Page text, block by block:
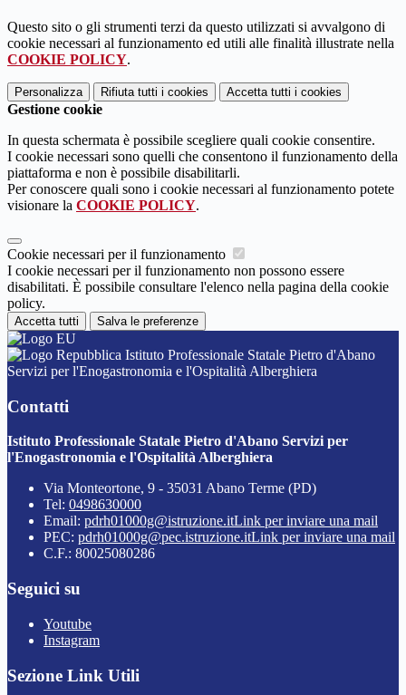
Questo sito o gli strumenti terzi da questo utilizzati si avvalgono di
cookie necessari al funzionamento ed utili alle finalità illustrate nella
COOKIE POLICY.
Personalizza Rifiuta tutti i cookies Accetta tutti i cookies
Gestione cookie
In questa schermata è possibile scegliere quali cookie consentire.
I cookie necessari sono quelli che consentono il funzionamento della
piattaforma e non è possibile disabilitarli.
Per conoscere quali sono i cookie necessari al funzionamento potete
visionare la COOKIE POLICY.
Cookie necessari per il funzionamento
I cookie necessari per il funzionamento non possono essere
disabilitati. È possibile consultare l'elenco nella pagina della cookie
policy.
Accetta tutti Salva le preferenze
Istituto Professionale Statale Pietro d'Abano
Servizi per l'Enogastronomia e l'Ospitalità Alberghiera
Contatti
Istituto Professionale Statale Pietro d'Abano Servizi per
l'Enogastronomia e l'Ospitalità Alberghiera
Via Monteortone, 9 - 35031 Abano Terme (PD)
Tel: 0498630000
Email: pdrh01000g@istruzione.itLink per inviare una mail
PEC: pdrh01000g@pec.istruzione.itLink per inviare una mail
C.F.: 80025080286
Seguici su
Youtube
Instagram
Sezione Link Utili